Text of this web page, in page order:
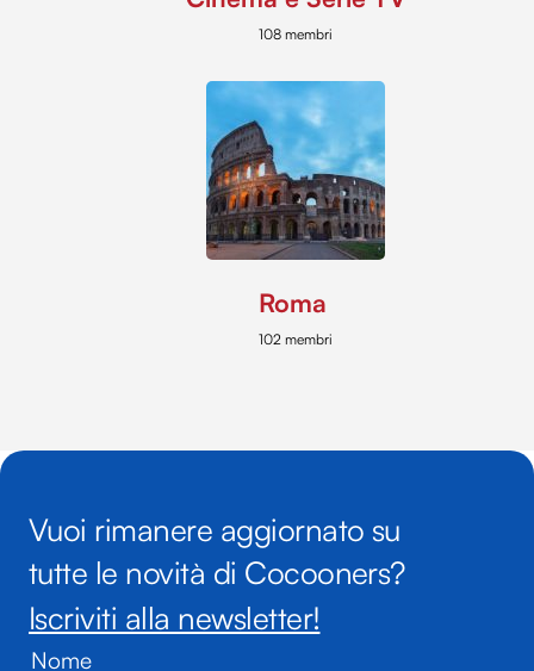
108 membri
Roma
102 membri
Vuoi rimanere aggiornato su
tutte le novità di Cocooners?
Iscriviti alla newsletter!